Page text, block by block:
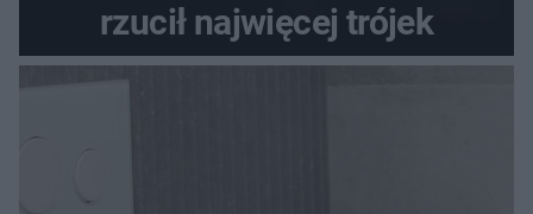
rzucił najwięcej trójek